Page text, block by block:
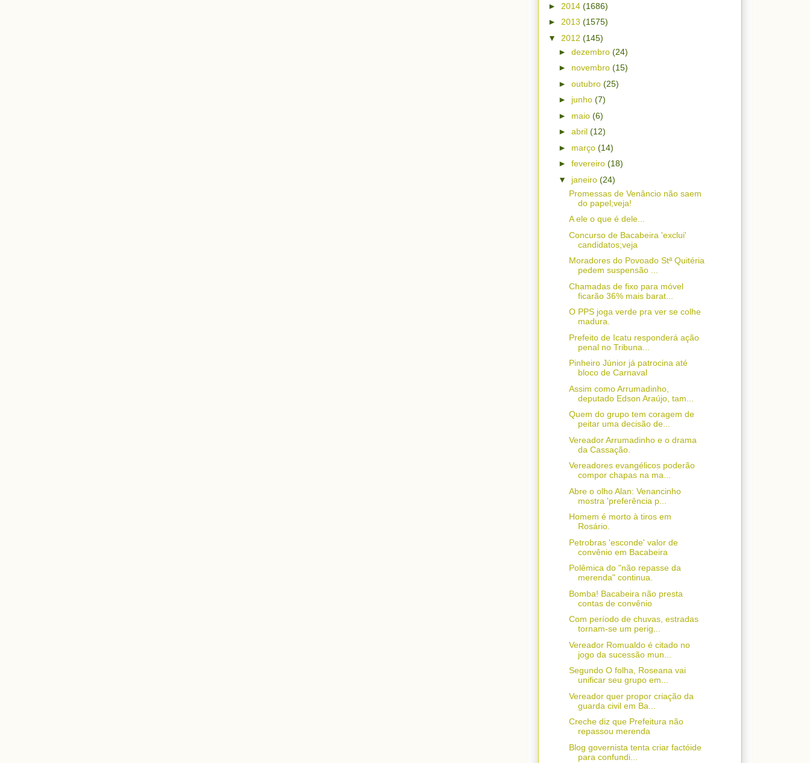
► 2014 (1686)
► 2013 (1575)
▼ 2012 (145)
► dezembro (24)
► novembro (15)
► outubro (25)
► junho (7)
► maio (6)
► abril (12)
► março (14)
► fevereiro (18)
▼ janeiro (24)
Promessas de Venâncio não saem
do papel;veja!
A ele o que é dele...
Concurso de Bacabeira 'exclui'
candidatos;veja
Moradores do Povoado Stª Quitéria
pedem suspensão ...
Chamadas de fixo para móvel
ficarão 36% mais barat...
O PPS joga verde pra ver se colhe
madura.
Prefeito de Icatu responderá ação
penal no Tribuna...
Pinheiro Júnior já patrocina até
bloco de Carnaval
Assim como Arrumadinho,
deputado Edson Araújo, tam...
Quem do grupo tem coragem de
peitar uma decisão de...
Vereador Arrumadinho e o drama
da Cassação.
Vereadores evangélicos poderão
compor chapas na ma...
Abre o olho Alan: Venancinho
mostra 'preferência p...
Homem é morto à tiros em
Rosário.
Petrobras 'esconde' valor de
convênio em Bacabeira
Polêmica do "não repasse da
merenda" continua.
Bomba! Bacabeira não presta
contas de convênio
Com período de chuvas, estradas
tornam-se um perig...
Vereador Romualdo é citado no
jogo da sucessão mun...
Segundo O folha, Roseana vai
unificar seu grupo em...
Vereador quer propor criação da
guarda civil em Ba...
Creche diz que Prefeitura não
repassou merenda
Blog governista tenta criar factóide
para confundi...